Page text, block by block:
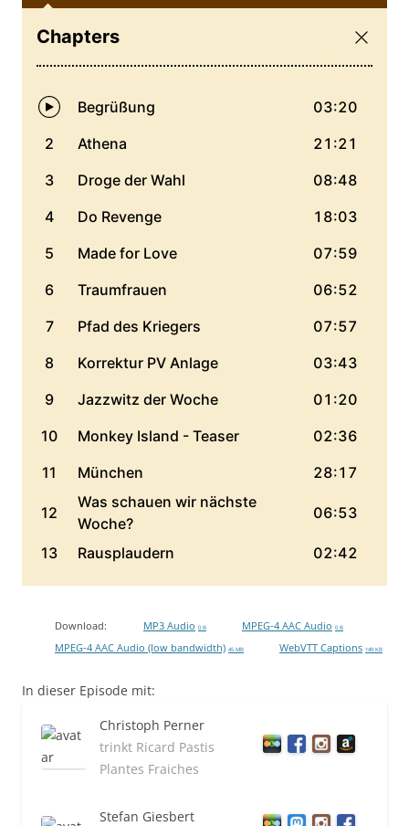
Download: MP3 Audio 0 B MPEG-4 AAC Audio 0 B
MPEG-4 AAC Audio (low bandwidth) 45 MB WebVTT Captions 149 KB
In dieser Episode mit:
Christoph Perner
trinkt Ricard Pastis
Plantes Fraiches
Stefan Giesbert